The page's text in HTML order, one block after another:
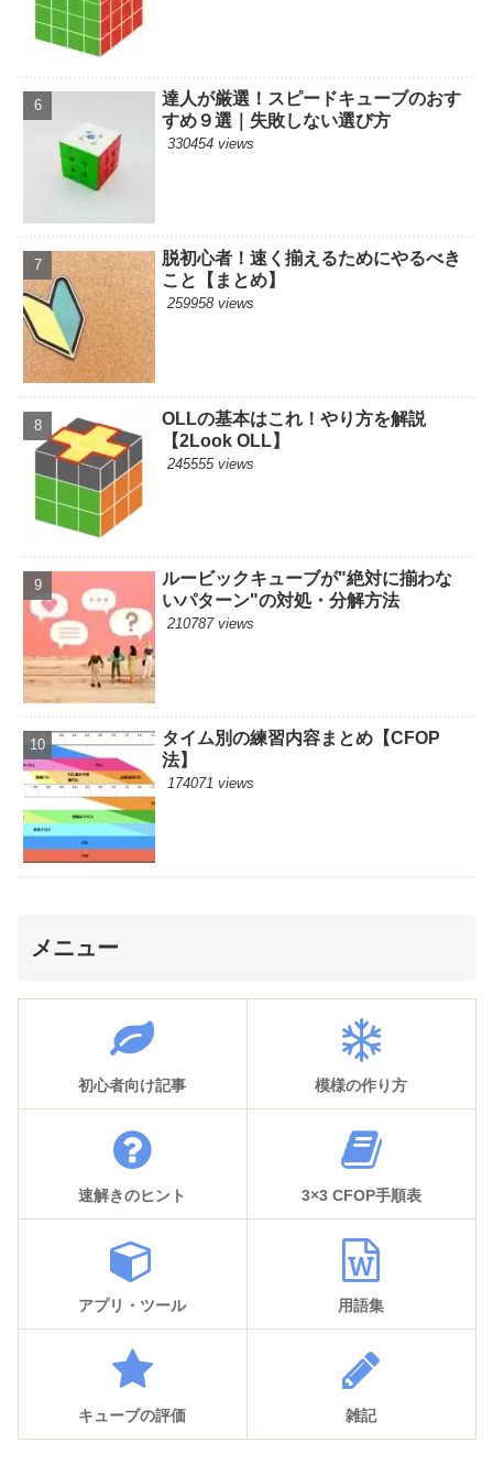
達人が厳選！スピードキューブのおす
すめ９選｜失敗しない選び方
330454 views
脱初心者！速く揃えるためにやるべき
こと【まとめ】
259958 views
OLLの基本はこれ！やり方を解説
【2Look OLL】
245555 views
ルービックキューブが"絶対に揃わな
いパターン"の対処・分解方法
210787 views
タイム別の練習内容まとめ【CFOP
法】
174071 views
メニュー
初心者向け記事 模様の作り方
速解きのヒント 3×3 CFOP手順表
アプリ・ツール 用語集
キューブの評価 雑記